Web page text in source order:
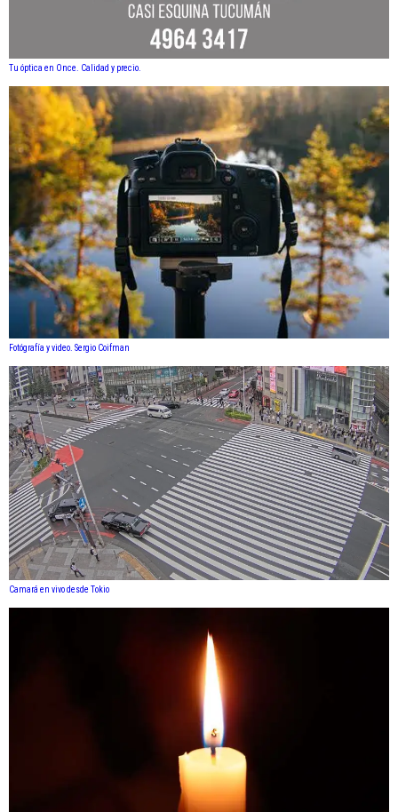
Tu óptica en Once. Calidad y precio.
Fotógrafía y video. Sergio Coifman
Camará en vivo desde Tokio